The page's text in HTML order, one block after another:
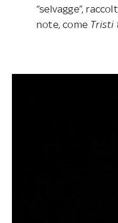
“selvagge”,
note, come Tristi